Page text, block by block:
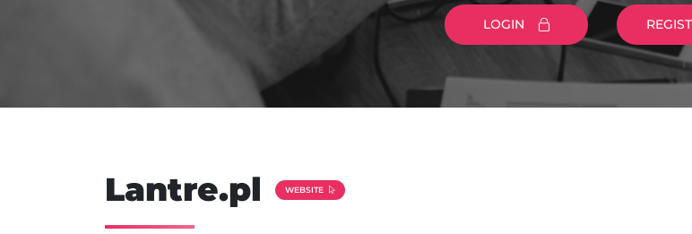
LOGIN
Lantre.pl WEBSITE